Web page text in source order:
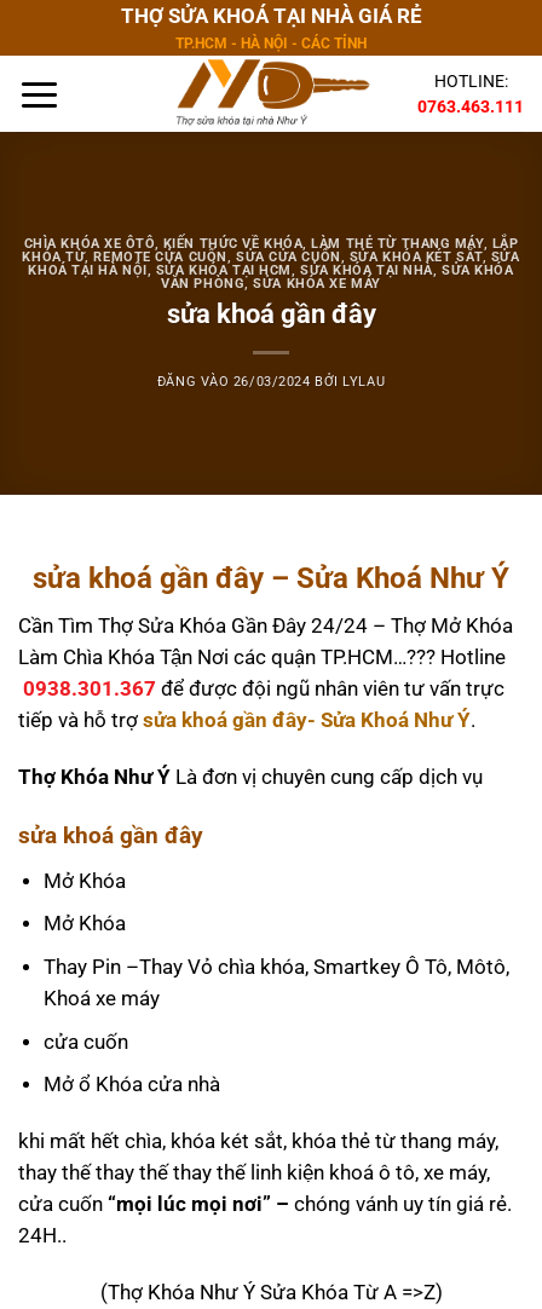
dung
THỢ SỬA KHOÁ TẠI NHÀ GIÁ RẺ
TP.HCM - HÀ NỘI - CÁC TỈNH
HOTLINE:
0763.463.111
CHÌA KHÓA XE ÔTÔ, KIẾN THỨC VỀ KHÓA,LÀM THẺ TỪ THANG MÁY, LẮP
KHÓA TỪ,REMOTE CỬA CUỐN, SỬA CỬA CUỐN, SỬA KHÓA KÉT SẮT, SỬA
KHOÁ TẠI HÀ NỘI, SỬA KHÓA TẠI HCM,SỬA KHÓA TẠI NHÀ,SỬA KHÓA
VĂN PHÒNG,SỬA KHÓA XE MÁY
sửa khoá gần đây
ĐĂNG VÀO 26/03/2024 BỞI LYLAU
sửa khoá gần đây – Sửa Khoá Như Ý
Cần Tìm Thợ Sửa Khóa Gần Đây 24/24 – Thợ Mở Khóa
Làm Chìa Khóa Tận Nơi các quận TP.HCM…??? Hotline
0938.301.367 để được đội ngũ nhân viên tư vấn trực
tiếp và hỗ trợ sửa khoá gần đây- Sửa Khoá Như Ý.
Thợ Khóa Như Ý Là đơn vị chuyên cung cấp dịch vụ
sửa khoá gần đây
Mở Khóa
Mở Khóa
Thay Pin –Thay Vỏ chìa khóa, Smartkey Ô Tô, Môtô,
Khoá xe máy
cửa cuốn
Mở ổ Khóa cửa nhà
khi mất hết chìa, khóa két sắt, khóa thẻ từ thang máy,
thay thế thay thế thay thế linh kiện khoá ô tô, xe máy,
cửa cuốn “mọi lúc mọi nơi” – chóng vánh uy tín giá rẻ.
24H..
(Thợ Khóa Như Ý Sửa Khóa Từ A =>Z)